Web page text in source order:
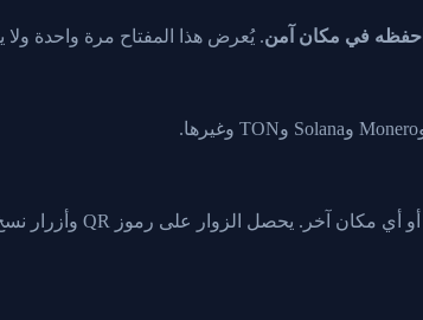
احفظه في مكان آمن. يُعرض هذا المفتاح مرة واحدة ولا